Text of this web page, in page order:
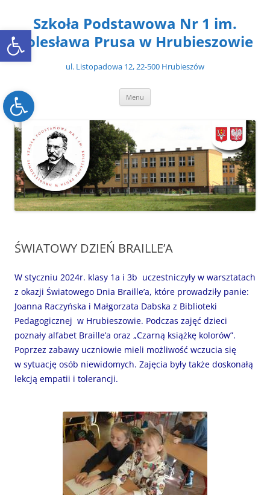
Open toolbar
Open toolbar
treściSzkoła Podstawowa Nr 1 im.
Bolesława Prusa w Hrubieszowie
ul. Listopadowa 12, 22-500 Hrubieszów
Menu
ŚWIATOWY DZIEŃ BRAILLE’A
W styczniu 2024r. klasy 1a i 3b uczestniczyły w warsztatach
z okazji Światowego Dnia Braille’a, które prowadziły panie:
Joanna Raczyńska i Małgorzata Dabska z Biblioteki
Pedagogicznej w Hrubieszowie. Podczas zajęć dzieci
poznały alfabet Braille’a oraz „Czarną książkę kolorów”.
Poprzez zabawy uczniowie mieli możliwość wczucia się
w sytuację osób niewidomych. Zajęcia były także doskonałą
lekcją empatii i tolerancji.